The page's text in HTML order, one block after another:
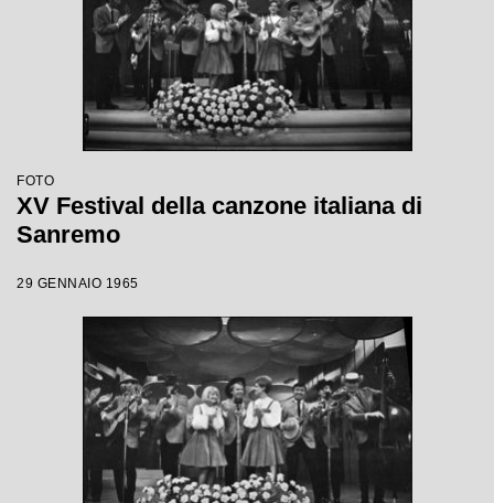
FOTO
XV Festival della canzone italiana di
Sanremo
29 GENNAIO 1965